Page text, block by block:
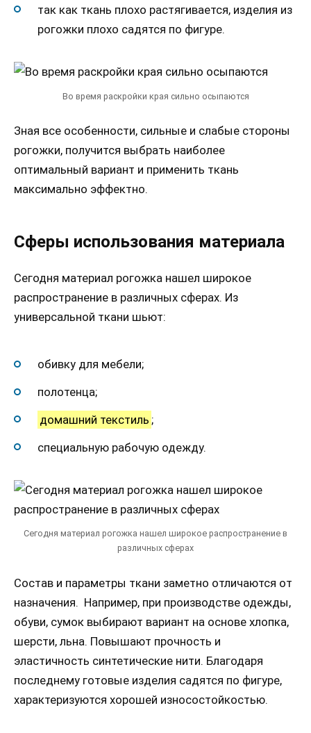
так как ткань плохо растягивается, изделия из
рогожки плохо садятся по фигуре.
Во время раскройки края сильно осыпаются
Зная все особенности, сильные и слабые стороны
рогожки, получится выбрать наиболее
оптимальный вариант и применить ткань
максимально эффектно.
Сферы использования материала
Сегодня материал рогожка нашел широкое
распространение в различных сферах. Из
универсальной ткани шьют:
обивку для мебели;
полотенца;
домашний текстиль ;
специальную рабочую одежду.
Сегодня материал рогожка нашел широкое распространение в
различных сферах
Состав и параметры ткани заметно отличаются от
назначения. Например, при производстве одежды,
обуви, сумок выбирают вариант на основе хлопка,
шерсти, льна. Повышают прочность и
эластичность синтетические нити. Благодаря
последнему готовые изделия садятся по фигуре,
характеризуются хорошей износостойкостью.